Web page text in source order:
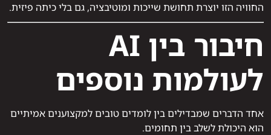
החוויה הזו יוצרת תחושת שייכות ומוטיבציה, גם בלי כיתה פיזית.
חיבור בין AI
לעולמות נוספים
אחד הדברים שמבדילים בין לומדים טובים למקצוענים אמיתיים
הוא היכולת לשלב בין תחומים.